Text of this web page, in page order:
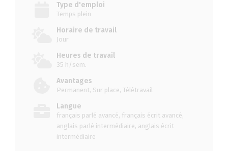
Type d'emploi
Temps plein
Horaire de travail
Jour
Heures de travail
35 h/sem.
Avantages
Permanent, Sur place, Télétravail
Langue
français parlé avancé, français écrit avancé,
anglais parlé intermédiaire, anglais écrit
intermédiaire